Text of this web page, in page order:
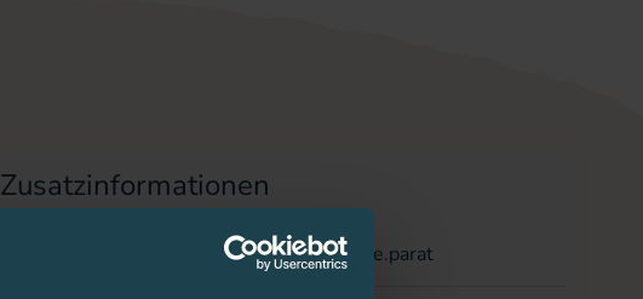
Zusatzinformationen
bre.parat